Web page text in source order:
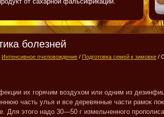
болезней
Интенсивное пчеловождение / Подготовка семей к зимовке /
их горячим воздухом или одним из
часть улья и все деревянные части рамок
Для этого надо 30—50 г измельченного